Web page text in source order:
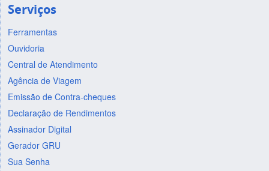
Serviços
Ferramentas
Ouvidoria
Central de Atendimento
Agência de Viagem
Emissão de Contra-cheques
Declaração de Rendimentos
Assinador Digital
Gerador GRU
Sua Senha